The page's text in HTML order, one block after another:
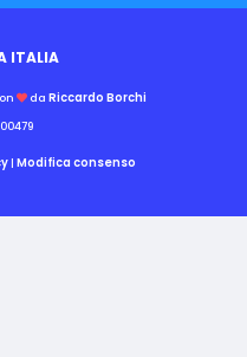
ITALIA
da Riccardo Borchi
Modifica consenso